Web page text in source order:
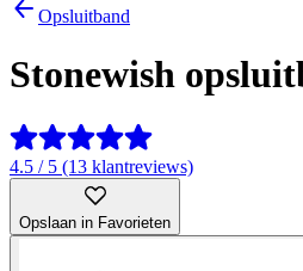
Opsluitband
Stonewish
4.5 / 5 (13 klantreviews)
Opslaan in Favorieten